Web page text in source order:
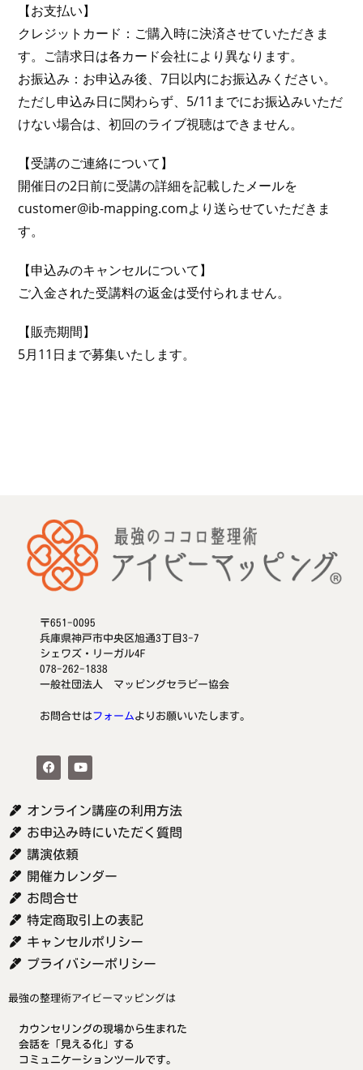
【お支払い】
クレジットカード：ご購入時に決済させていただきま
す。ご請求日は各カード会社により異なります。
お振込み：お申込み後、7日以内にお振込みください。
ただし申込み日に関わらず、5/11までにお振込みいただ
けない場合は、初回のライブ視聴はできません。
【受講のご連絡について】
開催日の2日前に受講の詳細を記載したメールを
customer@ib-mapping.comより送らせていただきま
す。
【申込みのキャンセルについて】
ご入金された受講料の返金は受付られません。
【販売期間】
5月11日まで募集いたします。
〒651-0095
兵庫県神戸市中央区旭通3丁目3-7
シェワズ・リーガル4F
078-262-1838
一般社団法人 マッピングセラピー協会
お問合せはフォームよりお願いいたします。
オンライン講座の利用方法
お申込み時にいただく質問
講演依頼
開催カレンダー
お問合せ
特定商取引上の表記
キャンセルポリシー
プライバシーポリシー
最強の整理術アイビーマッピングは
カウンセリングの現場から生まれた
会話を「見える化」する
コミュニケーションツールです。